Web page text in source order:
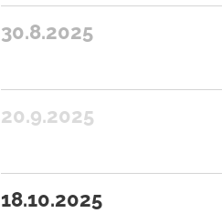
30.8.2025
20.9.2025
18.10.2025